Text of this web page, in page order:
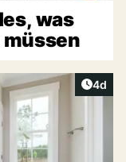
was
müssen
4d